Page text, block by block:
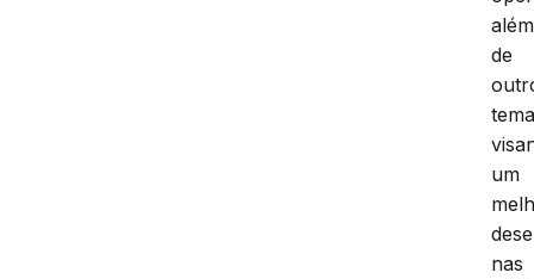
além
de
um
nas